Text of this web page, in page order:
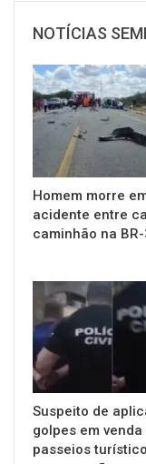
NOTÍCIAS
Homem morre
acidente entre
caminhão na
Suspeito de
golpes em venda
passeios